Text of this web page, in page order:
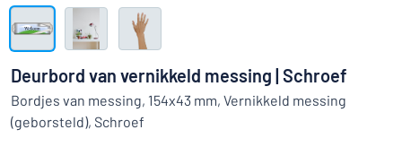
Kun je niet vinden wat je zoekt? Ontwerp uw bord hier
Toon alle categorieën
Inloggen
Deurbord van vernikkeld messing | Schroef
Bordjes van messing, 154x43 mm, Vernikkeld messing
(geborsteld), Schroef